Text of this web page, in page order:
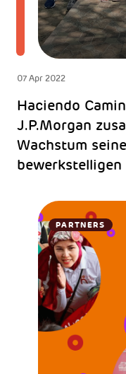
07 Apr 2022
Haciendo
J.P.Morgan
Wachstum
bewerkstelligen
PARTNERS